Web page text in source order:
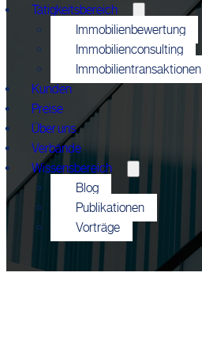
Tätigkeitsbereich
Immobilienbewertung
Immobilienconsulting
Immobilientransaktionen
Kunden
Preise
Über uns
Verbände
Wissensbereich
Blog
Publikationen
Vorträge